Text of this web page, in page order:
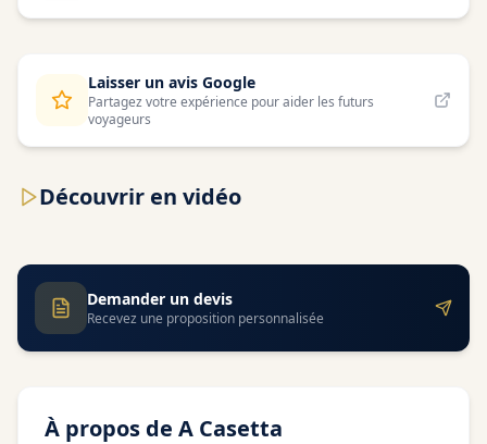
Laisser un avis Google
Partagez votre expérience pour aider les futurs
voyageurs
Découvrir en vidéo
Demander un devis
Recevez une proposition personnalisée
À propos de A Casetta